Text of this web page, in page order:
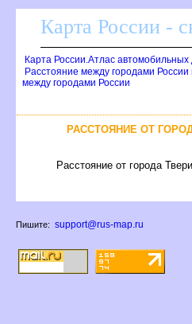
Карта России -
Карта России.Атлас
Расстояние между городами России
между городами России
РАССТОЯНИЕ ОТ
Расстояние от города
Пишите: support@rus-map.ru